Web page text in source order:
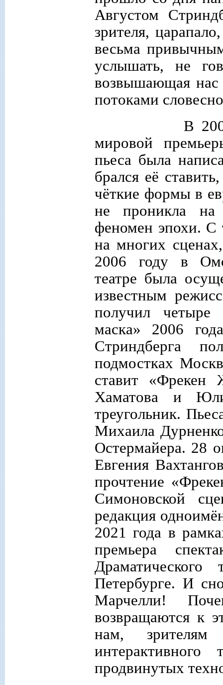
Августом
зрителя,
весьма
услышать, не
возвышающая нас
потоками
В 2006 году
мировой
пьеса была
брался её
чёткие формы в
не проникла на
феномен эпохи. С
на многих
2006 году в
театре была
известным
получил четыре
маска» 2006
Стриндберга
подмостках
ставит
Хаматова и
треугольник.
Михаила
Остермайера. 28
Евгения
прочтение
Симоновской
редакция
2021 года в
премьера
Петербурге. И
Марчелли!
возвращаются к
нам,
продвинутых